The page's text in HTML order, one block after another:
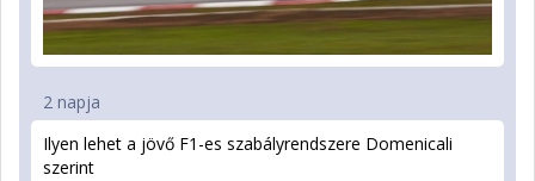
2 napja
Ilyen lehet a jövő F1-es szabályrendszere Domenicali
szerint